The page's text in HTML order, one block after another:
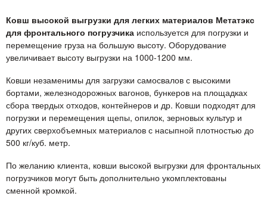
Ковш высокой выгрузки для легких материалов Метатэкс
для фронтального погрузчика используется для погрузки и
перемещение груза на большую высоту. Оборудование
увеличивает высоту выгрузки на 1000-1200 мм.
Ковши незаменимы для загрузки самосвалов с высокими
бортами, железнодорожных вагонов, бункеров на площадках
сбора твердых отходов, контейнеров и др. Ковши подходят для
погрузки и перемещения щепы, опилок, зерновых культур и
других сверхобъемных материалов с насыпной плотностью до
500 кг/куб. метр.
По желанию клиента, ковши высокой выгрузки для фронтальных
погрузчиков могут быть дополнительно укомплектованы
сменной кромкой.